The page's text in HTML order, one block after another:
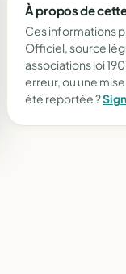
À propos de
Ces informations
Officiel, source
associations loi
erreur, ou une
été reportée ?